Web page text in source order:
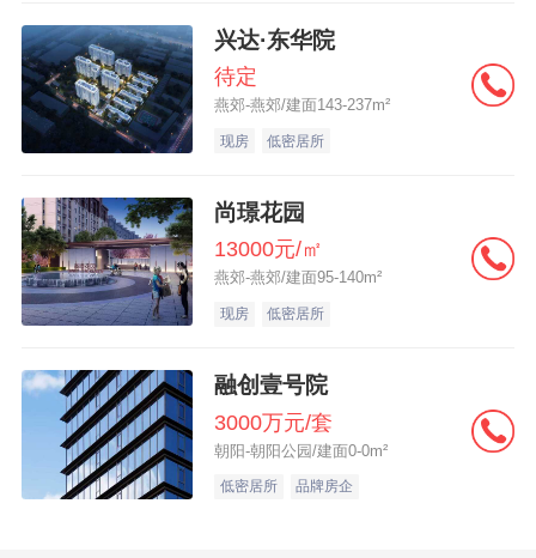
住房和建设局乘势而上，于2025年9月27日
隆重举办 “金秋置业 宜居龙华”龙华好房嘉年
华活动，将本轮促消费、稳市场举措推向高
此次活动作为龙华秋季置业的首场大型盛
会，广泛组织了区域内品牌房企，集中展示
其在售、待售的优质商品房项目以及人才住
房项目，为深圳市民提供一个一站式看房、
选房、咨询的平台。活动整合多家开发商推
出阶段性优惠促销，并设置政策解读专区，
兴达·东华院
待定
燕郊-燕郊/建面143-237m²
现房 低密居所
尚璟花园
13000元/㎡
燕郊-燕郊/建面95-140m²
现房 低密居所
融创壹号院
3000万元/套
朝阳-朝阳公园/建面0-0m²
低密居所 品牌房企